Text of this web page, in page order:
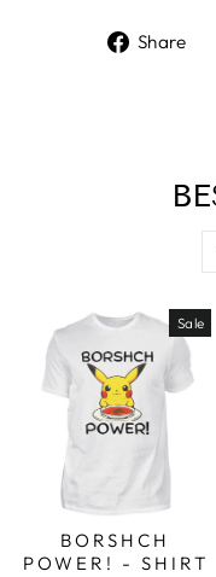
Share
Sale
BORSHCH
POWER! - SHIRT